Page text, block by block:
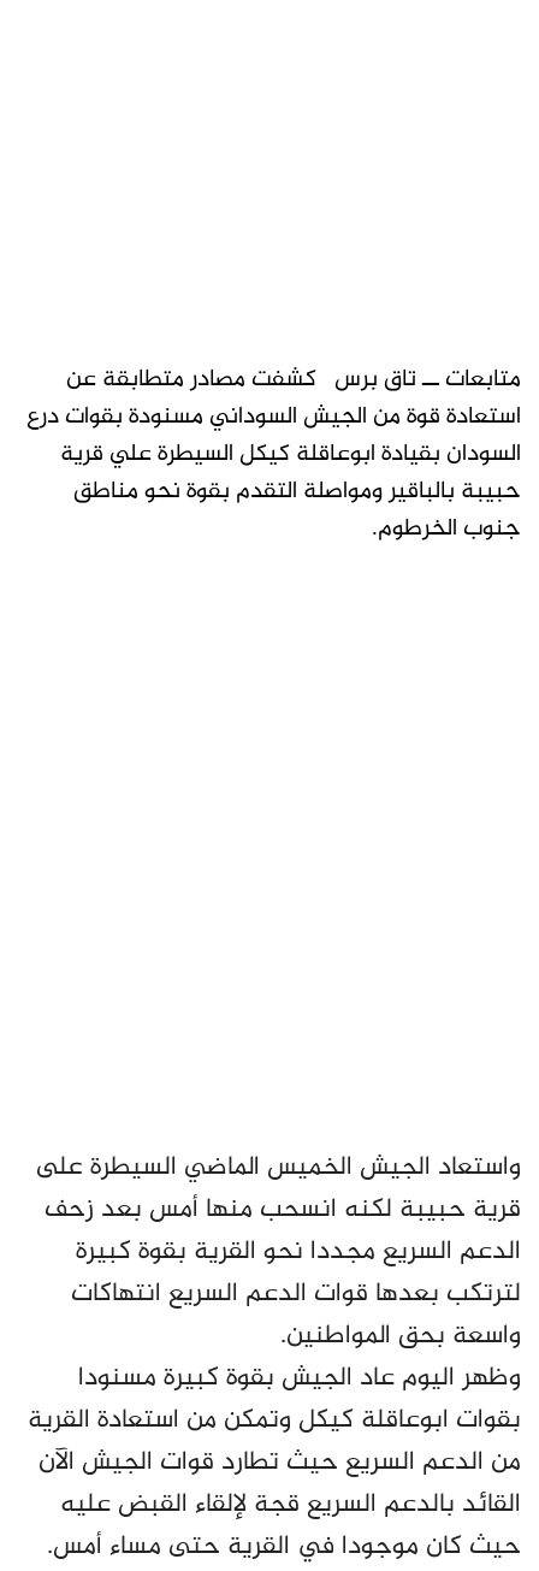
متابعات ــ تاق برس كشفت مصادر متطابقة عن
استعادة قوة من الجيش السوداني مسنودة بقوات درع
السودان بقيادة ابوعاقلة كيكل السيطرة علي قرية
حبيبة بالباقير ومواصلة التقدم بقوة نحو مناطق
جنوب الخرطوم.
واستعاد الجيش الخميس الماضي السيطرة على
قرية حبيبة لكنه انسحب منها أمس بعد زحف
الدعم السريع مجددا نحو القرية بقوة كبيرة
لترتكب بعدها قوات الدعم السريع انتهاكات
واسعة بحق المواطنين.
وظهر اليوم عاد الجيش بقوة كبيرة مسنودا
بقوات ابوعاقلة كيكل وتمكن من استعادة القرية
من الدعم السريع حيث تطارد قوات الجيش الآن
القائد بالدعم السريع قجة لإلقاء القبض عليه
حيث كان موجودا في القرية حتى مساء أمس.